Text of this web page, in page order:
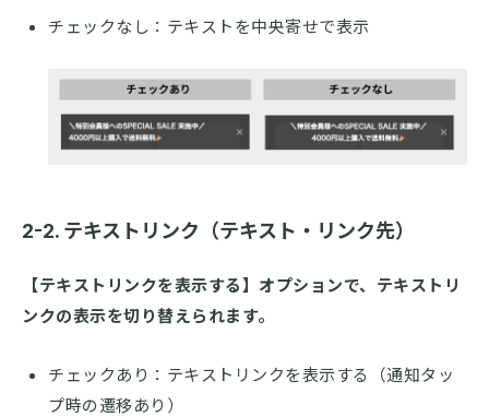
チェックなし：テキストを中央寄せで表示
2-2. テキストリンク（テキスト・リンク先）
【テキストリンクを表示する】オプションで、テキストリ
ンクの表示を切り替えられます。
チェックあり：テキストリンクを表示する（通知タッ
プ時の遷移あり）